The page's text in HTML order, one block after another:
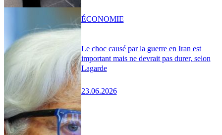
Le choc causé par la guerre en Iran est
important mais ne devrait pas durer, selon
Lagarde
23.06.2026
ÉCONOMIE